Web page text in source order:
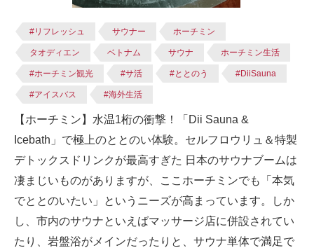
#リフレッシュ サウナー ホーチミン
タオディエン ベトナム サウナ ホーチミン生活
#ホーチミン観光 #サ活 #ととのう #DiiSauna
#アイスバス #海外生活
【ホーチミン】水温1桁の衝撃！「Dii Sauna &
Icebath」で極上のととのい体験。セルフロウリュ＆特製
デトックスドリンクが最高すぎた 日本のサウナブームは
凄まじいものがありますが、ここホーチミンでも「本気
でととのいたい」というニーズが高まっています。しか
し、市内のサウナといえばマッサージ店に併設されてい
たり、岩盤浴がメインだったりと、サウナ単体で満足で